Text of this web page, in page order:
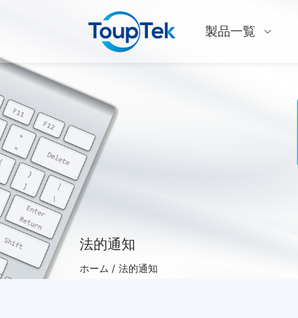
製品一覧
法的通知
ホーム / 法的通知